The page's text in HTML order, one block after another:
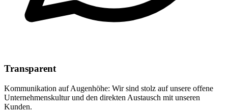
Transparent
Kommunikation auf Augenhöhe: Wir sind stolz auf unsere offene
Unternehmenskultur und den direkten Austausch mit unseren
Kunden.